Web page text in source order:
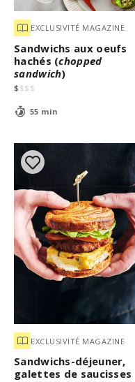
EXCLUSIVITÉ MAGAZINE
Sandwichs aux oeufs
hachés (chopped
sandwich)
$ $$ $
55 min
EXCLUSIVITÉ MAGAZINE
Sandwichs-déjeuner,
galettes de saucisses
c
o
d
s